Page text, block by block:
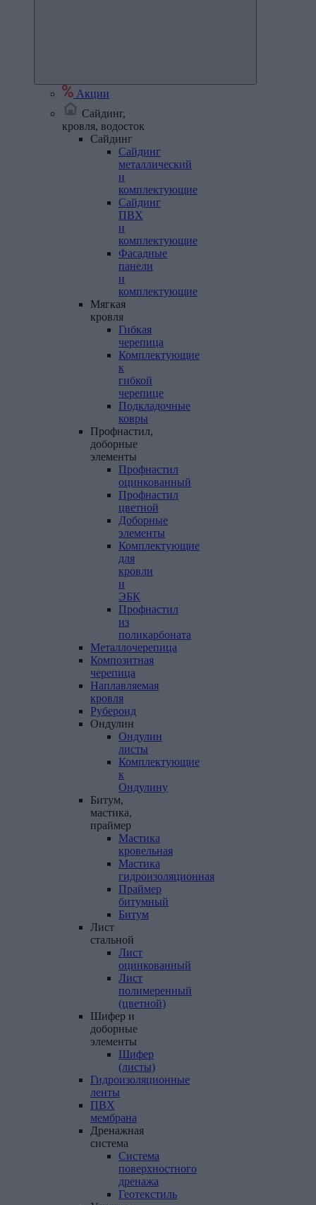
Акции
Сайдинг,
кровля, водосток
Сайдинг
Сайдинг
металлический
и
комплектующие
Сайдинг
ПВХ
и
комплектующие
Фасадные
панели
и
комплектующие
Мягкая
кровля
Гибкая
черепица
Комплектующие
к
гибкой
черепице
Подкладочные
ковры
Профнастил,
доборные
элементы
Профнастил
оцинкованный
Профнастил
цветной
Доборные
элементы
Комплектующие
для
кровли
и
ЭБК
Профнастил
из
поликарбоната
Металлочерепица
Композитная
черепица
Наплавляемая
кровля
Рубероид
Ондулин
Ондулин
листы
Комплектующие
к
Ондулину
Битум,
мастика,
праймер
Мастика
кровельная
Мастика
гидроизоляционная
Праймер
битумный
Битум
Лист
стальной
Лист
оцинкованный
Лист
полимеренный
(цветной)
Шифер и
доборные
элементы
Шифер
(листы)
Гидроизоляционные
ленты
ПВХ
мембрана
Дренажная
система
Система
поверхностного
дренажа
Геотекстиль